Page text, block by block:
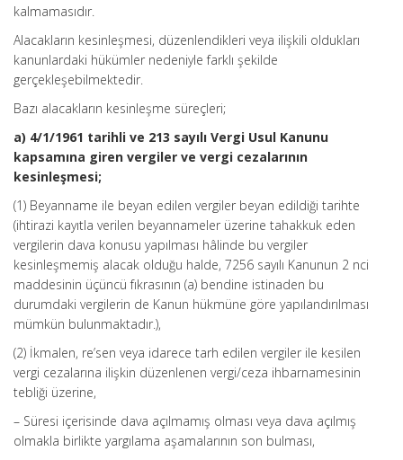
kalmamasıdır.
Alacakların kesinleşmesi, düzenlendikleri veya ilişkili oldukları
kanunlardaki hükümler nedeniyle farklı şekilde
gerçekleşebilmektedir.
Bazı alacakların kesinleşme süreçleri;
a) 4/1/1961 tarihli ve 213 sayılı Vergi Usul Kanunu
kapsamına giren vergiler ve vergi cezalarının
kesinleşmesi;
(1) Beyanname ile beyan edilen vergiler beyan edildiği tarihte
(ihtirazi kayıtla verilen beyannameler üzerine tahakkuk eden
vergilerin dava konusu yapılması hâlinde bu vergiler
kesinleşmemiş alacak olduğu halde, 7256 sayılı Kanunun 2 nci
maddesinin üçüncü fıkrasının (a) bendine istinaden bu
durumdaki vergilerin de Kanun hükmüne göre yapılandırılması
mümkün bulunmaktadır.),
(2) İkmalen, re’sen veya idarece tarh edilen vergiler ile kesilen
vergi cezalarına ilişkin düzenlenen vergi/ceza ihbarnamesinin
tebliği üzerine,
– Süresi içerisinde dava açılmamış olması veya dava açılmış
olmakla birlikte yargılama aşamalarının son bulması,